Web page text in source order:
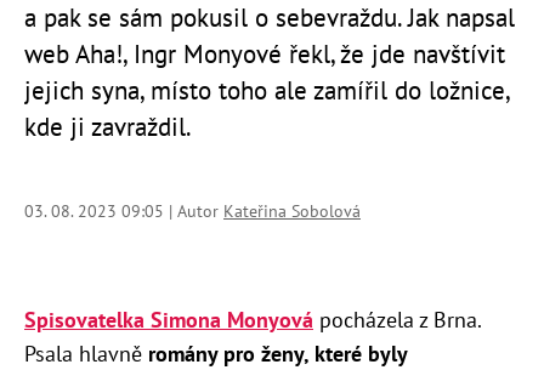
a pak se sám pokusil o sebevraždu. Jak napsal
web Aha!, Ingr Monyové řekl, že jde navštívit
jejich syna, místo toho ale zamířil do ložnice,
kde ji zavraždil.
03. 08. 2023 09:05 | Autor Kateřina Sobolová
Spisovatelka Simona Monyová pocházela z Brna.
Psala hlavně romány pro ženy, které byly